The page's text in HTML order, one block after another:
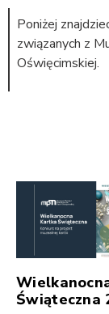
Poniżej
związanych z
Oświęcimskiej.
Świąteczna